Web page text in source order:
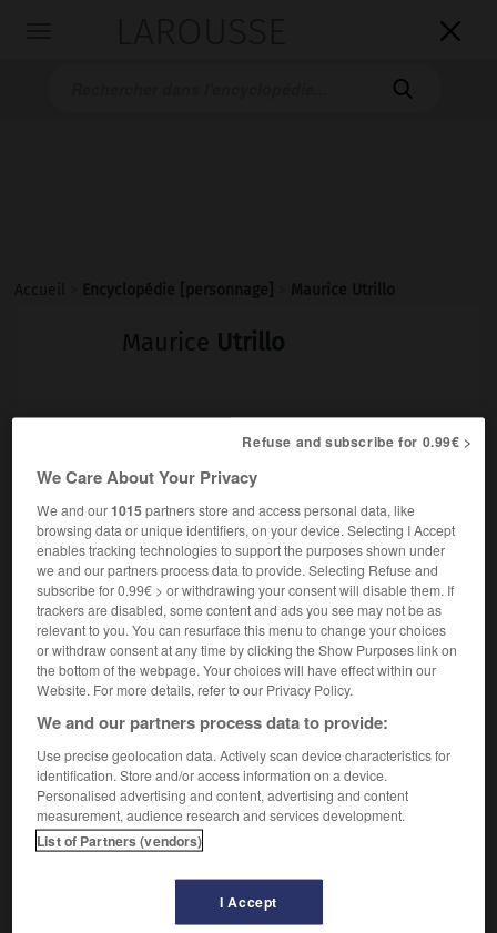


Maurice Utrillo
Peintre français (Paris 1883-Dax 1955).
JEUNESSE ET PREMIÈRES TOILES
Parce qu'Utrillo, peintre de Montmartre, des vieilles églises
et bâtisses de Paris et de sa banlieue, sut envelopper ses
images d'innocence, ne pas les alourdir de trop de savoir-
faire, on est tenté de le ranger parmi les « naïfs ». Mais
cette classification ne résiste pas longtemps à l'analyse,
qui fait découvrir chez lui une connaissance approfondie du
rythme linéaire et des plus sensibles gradations de tons.
Utrillo ne se montre-t-il pas dans maints tableaux un
maître du trait incisif, implacable, donnant à ses masses
une présence peu commune ? Et c'est peut-être dans ces
peintures-là, sobres, un peu sèches, qu'il se met le mieux à
l'unisson de ses thèmes, de leur ambiance mélancolique.
Fils naturel de Suzanne Valadon – son père n'est pas
identifié avec certitude –, Utrillo est reconnu en 1891 par le
peintre et écrivain espagnol Miguel Utrillo, qui ne gardera
de contacts ni avec la mère, ni avec l'enfant. Élève
turbulent, il est incapable de poursuivre ses médiocres
Refuse and subscribe for 0.99€ >
We Care About Your Privacy
We and our1015partners store and access personal data, like
browsing data or unique identifiers, on your device. Selecting I Accept
enables tracking technologies to support the purposes shown under
we and our partners process data to provide. Selecting Refuse and
subscribe for 0.99€ > or withdrawing your consent will disable them. If
trackers are disabled, some content and ads you see may not be as
relevant to you. You can resurface this menu to change your choices
or withdraw consent at any time by clicking the Show Purposes link on
the bottom of the webpage. Your choices will have effect within our
Website. For more details, refer to our Privacy Policy.
We and our partners process data to provide:
Use precise geolocation data. Actively scan device characteristics for
identification. Store and/or access information on a device.
Personalised advertising and content, advertising and content
measurement, audience research and services development.
List of Partners (vendors)
I Accept